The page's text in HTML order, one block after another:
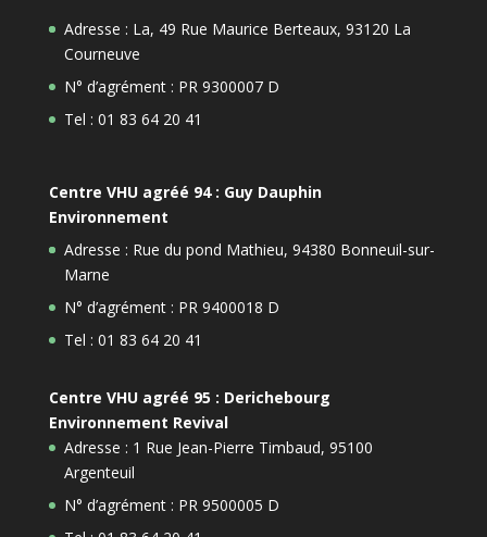
Adresse : La, 49 Rue Maurice Berteaux, 93120 La
Courneuve
N° d’agrément : PR 9300007 D
Tel : 01 83 64 20 41
Centre VHU agréé 94 : Guy Dauphin
Environnement
Adresse : Rue du pond Mathieu, 94380 Bonneuil-sur-
Marne
N° d’agrément : PR 9400018 D
Tel : 01 83 64 20 41
Centre VHU agréé 95 : Derichebourg
Environnement Revival
Adresse : 1 Rue Jean-Pierre Timbaud, 95100
Argenteuil
N° d’agrément : PR 9500005 D